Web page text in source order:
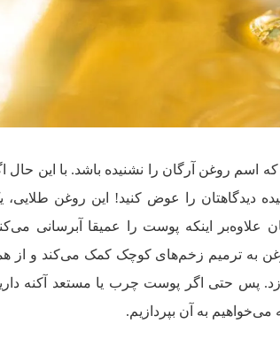
اسم روغن آرگان را نشنیده باشد. با این حال
دیدگاهتان را عوض کنید! این روغن طلایی،
اینکه پوست را عمیقا آبرسانی
به ترمیم زخم‌های کوچک کمک می‌کند و از
پس حتی اگر پوست چرب یا مستعد آکنه
می‌خواهیم به آن بپردازیم.